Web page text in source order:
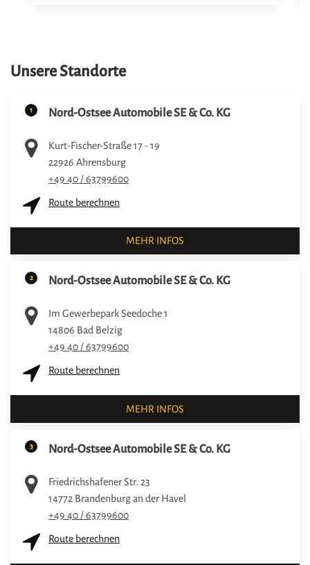
Unsere Standorte
1 Nord-Ostsee Automobile SE & Co. KG
Kurt-Fischer-Straße 17 - 19
22926 Ahrensburg
+49 40 / 63799600
Route berechnen
MEHR INFOS
2 Nord-Ostsee Automobile SE & Co. KG
Im Gewerbepark Seedoche 1
14806 Bad Belzig
+49 40 / 63799600
Route berechnen
MEHR INFOS
3 Nord-Ostsee Automobile SE & Co. KG
Friedrichshafener Str. 23
14772 Brandenburg an der Havel
+49 40 / 63799600
Route berechnen